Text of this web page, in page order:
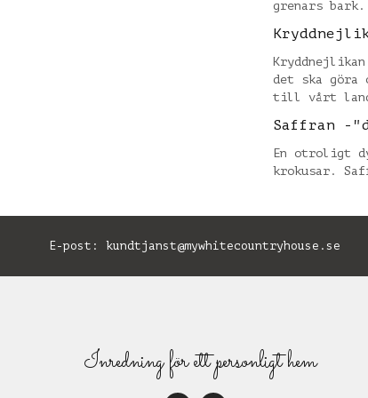
grenars
det ska
till vårt land
Saffran -
En otroligt
krokusar.
E-post: kundtjanst@mywhitecountryhouse.se
Inredning för ett personligt hem